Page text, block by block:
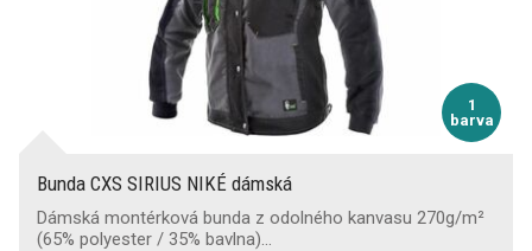
1
barva
Bunda CXS SIRIUS NIKÉ dámská
Dámská montérková bunda z odolného kanvasu 270g/m²
(65% polyester / 35% bavlna)…